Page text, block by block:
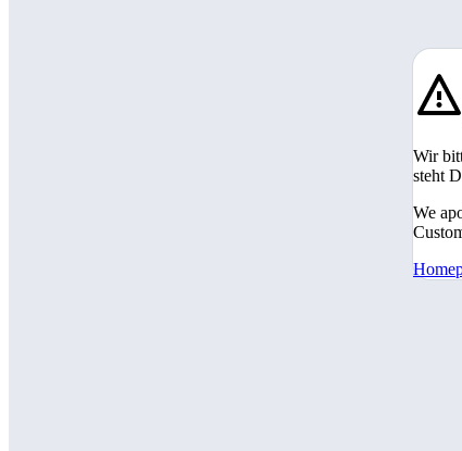
Wir
steht
We